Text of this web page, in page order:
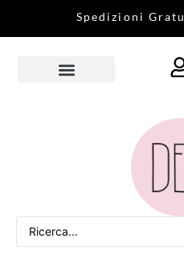
Sped izi on i Gratu